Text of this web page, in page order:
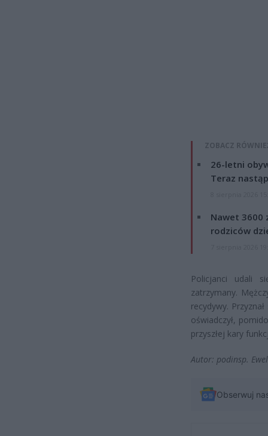
ZOBACZ
26-letni
Teraz
Nawet 3600
rodziców
Policjanci udali
zatrzymany.
recydywy.
oświadczył,
przyszłej kary
Autor: podinsp.
Obserwuj